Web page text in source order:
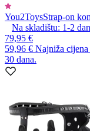
You2ToysStrap-on
Na skladištu: 1-2
79,95 €
59,96 € Najniža
30 dana.